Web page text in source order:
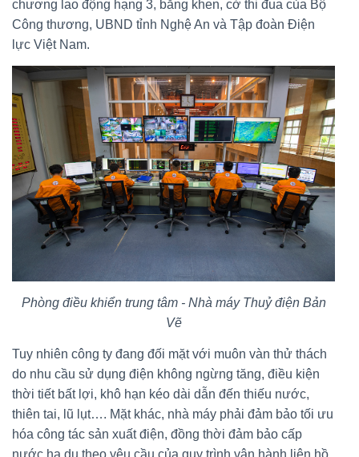
chương lao động hạng 3, bằng khen, cờ thi đua của Bộ
Công thương, UBND tỉnh Nghệ An và Tập đoàn Điện
lực Việt Nam.
Phòng điều khiển trung tâm - Nhà máy Thuỷ điện Bản
Vẽ
Tuy nhiên công ty đang đối mặt với muôn vàn thử thách
do nhu cầu sử dụng điện không ngừng tăng, điều kiện
thời tiết bất lợi, khô hạn kéo dài dẫn đến thiếu nước,
thiên tai, lũ lụt…. Mặt khác, nhà máy phải đảm bảo tối ưu
hóa công tác sản xuất điện, đồng thời đảm bảo cấp
nước hạ du theo yêu cầu của quy trình vận hành liên hồ